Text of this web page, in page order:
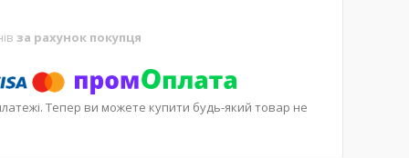
за рахунок покупця
Тепер ви можете купити будь-який товар не